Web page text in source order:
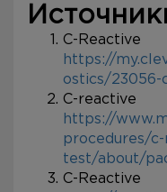
C-
https://
ostics/
C-
https://
procedures/
test/about/
C-